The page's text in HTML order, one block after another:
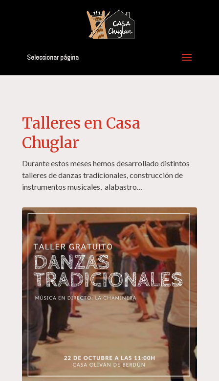
Seleccionar página
Talleres en Casa
Chuglar
Durante estos meses hemos desarrollado distintos
talleres de danzas tradicionales, construcción de
instrumentos musicales, alabastro…